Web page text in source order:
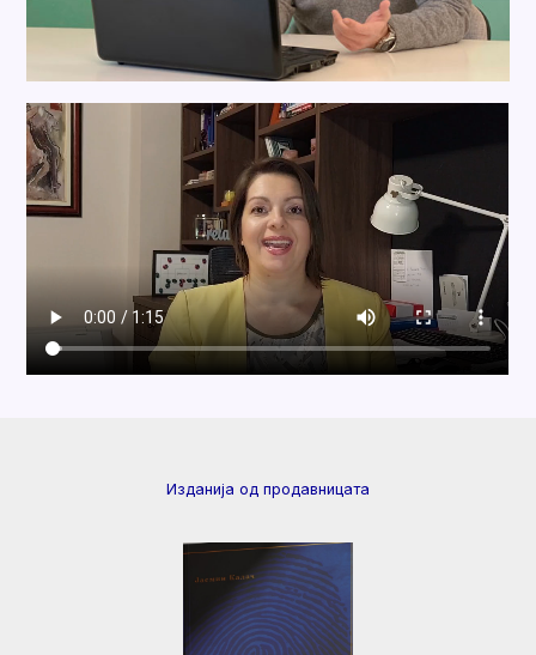
Изданија од продавницата